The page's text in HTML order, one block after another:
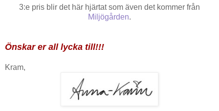
3:e pris blir det här hjärtat som även det kommer från
Miljögården.
Önskar er all lycka till!!!
Kram,